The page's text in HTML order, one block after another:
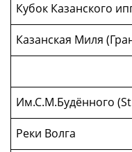
Кубок Казанского
Казанская Миля
Им.С.М.Будённого
Реки Волга